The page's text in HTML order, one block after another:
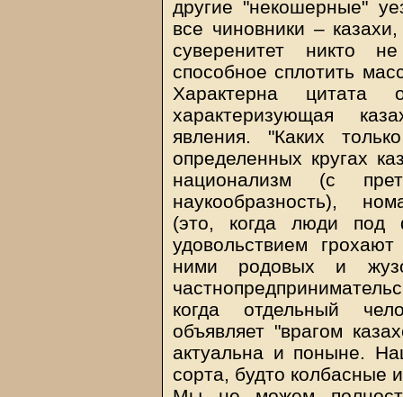
другие "некошерные"
все чиновники –
суверенитет никто
способное сплотить
Характерна цитата
характеризующая
явления. "Каких
определенных кругах
национализм (с
наукообразность),
(это, когда люди под
удовольствием
ними родовых и
когда отдельный
объявляет "врагом
актуальна и поныне.
сорта, будто колбасные